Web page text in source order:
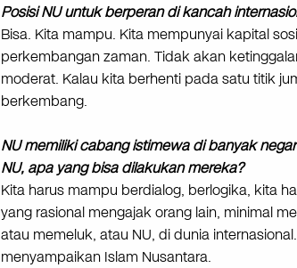
Posisi NU untuk berperan di kancah
Bisa. Kita mampu. Kita mempunyai kapital
perkembangan zaman. Tidak akan
moderat. Kalau kita berhenti pada satu titik
berkembang.
NU memiliki cabang istimewa di banyak
NU, apa yang bisa dilakukan mereka?
Kita harus mampu berdialog, berlogika, kita
yang rasional mengajak orang lain, minimal
atau memeluk, atau NU, di dunia
menyampaikan Islam Nusantara.